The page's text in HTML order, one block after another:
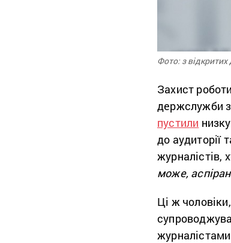
Фото: з
Захист
держслужби
пустили
до аудиторії
журналістів,
може,
Ці ж